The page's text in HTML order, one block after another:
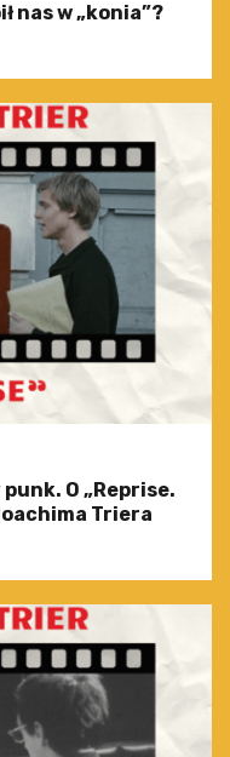
nas w „konia”?
O „Reprise.
Triera